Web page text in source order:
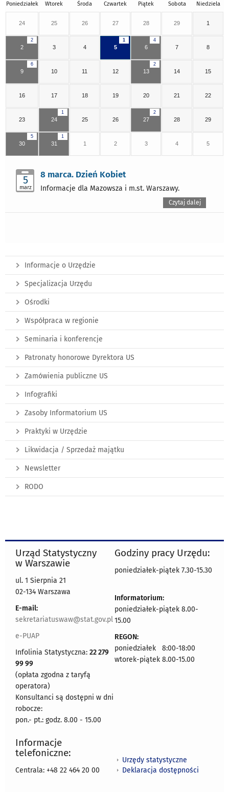
Poniedziałek Wtorek Środa Czwartek Piątek Sobota Niedziela
24 25 26 27 28 29 1
2
2 3 4
1
5
4
6 7 8
6
9 10 11 12
2
13 14 15
16 17 18 19 20 21 22
23
1
24 25 26
2
27 28 29
5
30
1
31 1 2 3 4 5
5
marz
8 marca. Dzień Kobiet
Informacje dla Mazowsza i m.st. Warszawy.
Czytaj dalej
Informacje o Urzędzie
Specjalizacja Urzędu
Ośrodki
Współpraca w regionie
Seminaria i konferencje
Patronaty honorowe Dyrektora US
Zamówienia publiczne US
Infografiki
Zasoby Informatorium US
Praktyki w Urzędzie
Likwidacja / Sprzedaż majątku
Newsletter
RODO
Urząd Statystyczny
w Warszawie
ul. 1 Sierpnia 21
02-134 Warszawa
E-mail:
sekretariatuswaw@stat.gov.pl
e-PUAP
Infolinia Statystyczna: 22 279
99 99
(opłata zgodna z taryfą
operatora)
Konsultanci są dostępni w dni
robocze:
pon.- pt.: godz. 8.00 - 15.00
Godziny pracy Urzędu:
poniedziałek-piątek 7.30-15.30
Informatorium:
poniedziałek-piątek 8.00-
15.00
REGON:
poniedziałek 8:00-18:00
wtorek-piątek 8.00-15.00
Informacje
telefoniczne:
Centrala: +48 22 464 20 00
Urzędy statystyczne
Deklaracja dostępności